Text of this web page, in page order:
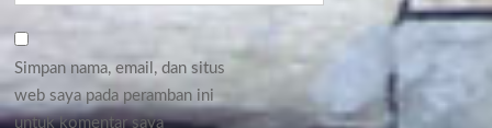
Simpan nama, email, dan situs
web saya pada peramban ini
untuk komentar saya